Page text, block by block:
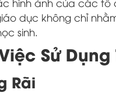
dục không chỉ
sinh.
Sử
Rãi